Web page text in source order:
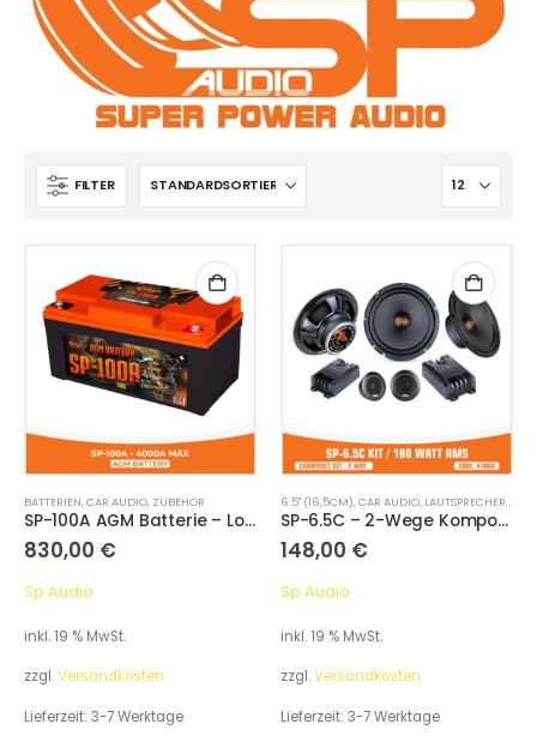
FILTER
BATTERIEN,CAR AUDIO, ZUBEHÖR
SP-100A AGM Batterie – Long Life SPL Hochleistungsbatterie
830,00 €
Sp Audio
inkl. 19 % MwSt.
zzgl.Versandkosten
Lieferzeit: 3-7 Werktage
6.5" (16,5CM),CAR AUDIO, LAUTSPRECHERSETS
SP-6.5C – 2-Wege Komponentensystem (2 Woofer + 2 Hochtöner + 2 Frequenzweichen)
148,00 €
Sp Audio
inkl. 19 % MwSt.
zzgl.Versandkosten
Lieferzeit: 3-7 Werktage